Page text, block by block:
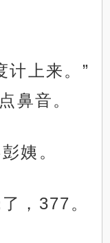
计上来。”
鼻音。
姨。
，377。